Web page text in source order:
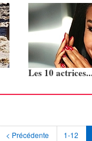
Les 10
< Précédente 1-12